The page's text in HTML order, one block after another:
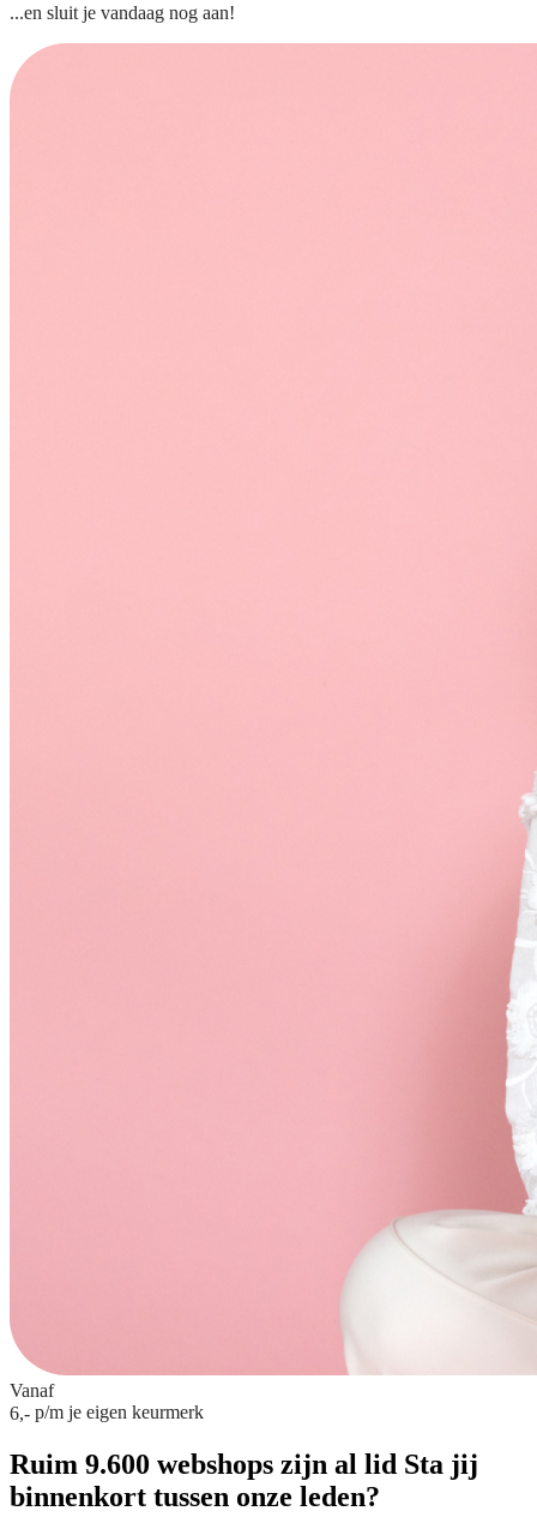
...en sluit je vandaag nog aan!
Vanaf
6,- p/m je eigen keurmerk
Ruim 9.600 webshops zijn al lid Sta jij
binnenkort tussen onze leden?